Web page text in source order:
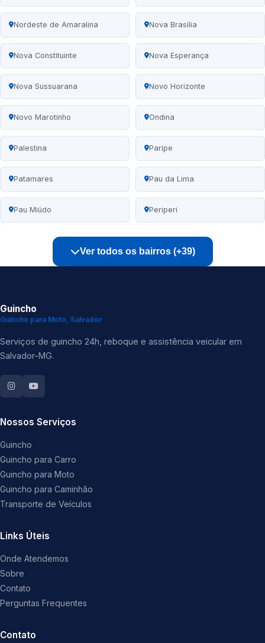
Nordeste de Amaralina Nova Brasília
Nova Constituinte Nova Esperança
Nova Sussuarana Novo Horizonte
Novo Marotinho Ondina
Palestina Paripe
Patamares Pau da Lima
Pau Miúdo Periperi
Ver todos os bairros (+39)
Guincho
Guincho para Moto, Salvador
Serviços de guincho 24h, reboque e assistência veicular em
Salvador-MG.
Nossos Serviços
Guincho
Guincho para Carro
Guincho para Moto
Guincho para Caminhão
Transporte de Veículos
Links Úteis
Onde Atendemos
Sobre
Contato
Perguntas Frequentes
Contato